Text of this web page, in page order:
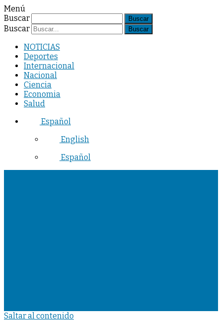
Menú
Buscar
Buscar
NOTICIAS
Deportes
Internacional
Nacional
Ciencia
Economia
Salud
Español
English
Español
Saltar al contenido